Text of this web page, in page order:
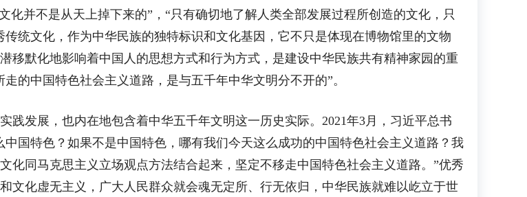
化并不是从天上掉下来的”，“只有确切地了解人类全部发展过程所创造的文化，只
统文化，作为中华民族的独特标识和文化基因，它不只是体现在博物馆里的文物
移默化地影响着中国人的思想方式和行为方式，是建设中华民族共有精神家园的重
的中国特色社会主义道路，是与五千年中华文明分不开的”。
发展，也内在地包含着中华五千年文明这一历史实际。2021年3月，习近平总书
国特色？如果不是中国特色，哪有我们今天这么成功的中国特色社会主义道路？我
化同马克思主义立场观点方法结合起来，坚定不移走中国特色社会主义道路。”优秀
文化虚无主义，广大人民群众就会魂无定所、行无依归，中华民族就难以屹立于世